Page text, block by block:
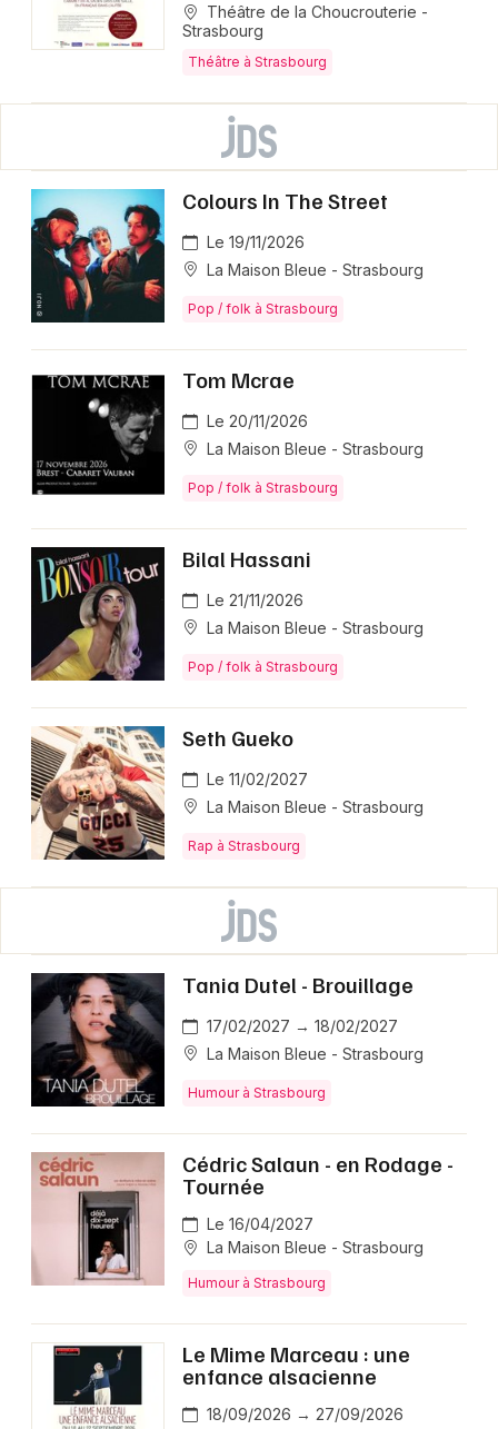
Théâtre de la Choucrouterie -
Strasbourg
Théâtre à Strasbourg
Colours In The Street
Le 19/11/2026
La Maison Bleue - Strasbourg
Pop / folk à Strasbourg
Tom Mcrae
Le 20/11/2026
La Maison Bleue - Strasbourg
Pop / folk à Strasbourg
Bilal Hassani
Le 21/11/2026
La Maison Bleue - Strasbourg
Pop / folk à Strasbourg
Seth Gueko
Le 11/02/2027
La Maison Bleue - Strasbourg
Rap à Strasbourg
Tania Dutel - Brouillage
17/02/2027 → 18/02/2027
La Maison Bleue - Strasbourg
Humour à Strasbourg
Cédric Salaun - en Rodage -
Tournée
Le 16/04/2027
La Maison Bleue - Strasbourg
Humour à Strasbourg
Le Mime Marceau : une
enfance alsacienne
18/09/2026 → 27/09/2026